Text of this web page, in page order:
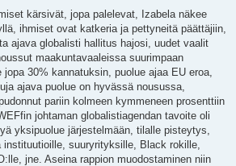
kärsivät, jopa palelevat, Izabela näkee
ihmiset ovat katkeria ja pettyneitä päättäjiin,
ajava globalisti hallitus hajosi, uudet vaalit
maakuntavaaleissa suurimpaan
30% kannatuksin, puolue ajaa EU eroa,
ajava puolue on hyvässä nousussa,
pariin kolmeen kymmeneen prosenttiin
johtaman globalistiagendan tavoite oli
yksipuolue järjestelmään, tilalle pisteytys,
suuryrityksille, Black rokille,
jne. Aseina rappion muodostaminen niin